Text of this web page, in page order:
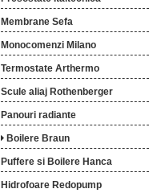
Membrane Sefa
Monocomenzi Milano
Termostate Arthermo
Scule aliaj Rothenberger
Panouri radiante
Boilere Braun
Puffere si Boilere Hanca
Hidrofoare Redopump